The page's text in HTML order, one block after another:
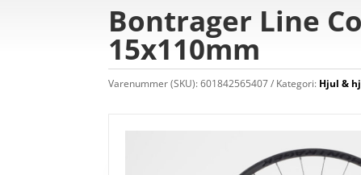
Bontrager Line
15x110mm
Varenummer (SKU):601842565407 Kategori: Hjul &